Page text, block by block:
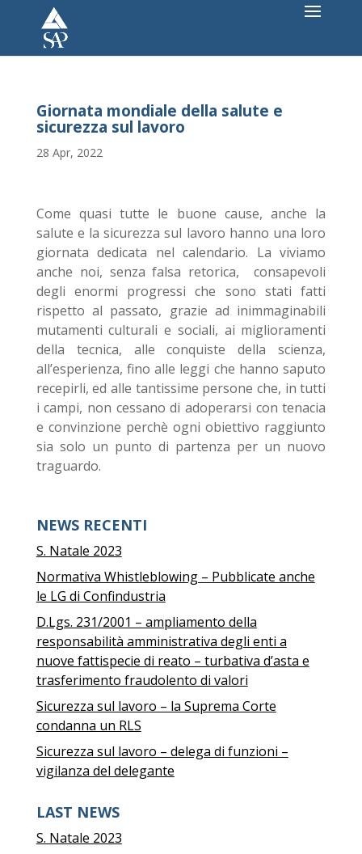
Giornata mondiale della salute e
sicurezza sul lavoro
28 Apr, 2022
Come quasi tutte le buone cause, anche la
salute e la sicurezza sul lavoro hanno una loro
giornata dedicata nel calendario. La viviamo
anche noi, senza falsa retorica, consapevoli
degli enormi progressi che sono stati fatti
rispetto al passato, grazie ad inimmaginabili
mutamenti culturali e sociali, ai miglioramenti
della tecnica, alle conquiste della scienza,
all’esperienza, fino alle leggi che hanno saputo
recepirli, ed alle tantissime persone che, in tutti
i campi, non cessano di adoperarsi con tenacia
e convinzione perchè ogni obiettivo raggiunto
sia solo un punto di partenza per un nuovo
traguardo.
NEWS RECENTI
S. Natale 2023
Normativa Whistleblowing – Pubblicate anche
le LG di Confindustria
D.Lgs. 231/2001 – ampliamento della
responsabilità amministrativa degli enti a
nuove fattispecie di reato – turbativa d’asta e
trasferimento fraudolento di valori
Sicurezza sul lavoro – la Suprema Corte
condanna un RLS
Sicurezza sul lavoro – delega di funzioni –
vigilanza del delegante
LAST NEWS
S. Natale 2023